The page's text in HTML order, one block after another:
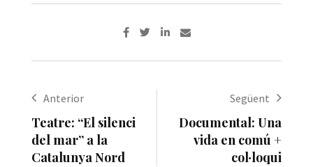
Anterior
Teatre: “El silenci
del mar” a la
Catalunya Nord
Següent
Documental: Una
vida en comú +
col·loqui